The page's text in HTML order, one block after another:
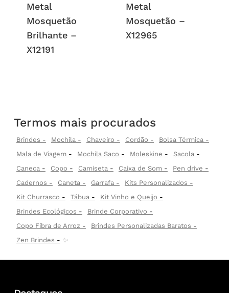
Metal
Mosquetão
Brilhante –
X12191
Metal
Mosquetão –
X12965
Termos mais procurados
Brindes Mochila Chaveiro Cordão
Bolsa Térmica
Mala de Viagem
Mochila Saco Moleskine
Sacola
Caneca
Copo Camiseta Caixa de Som
Pen drive
Cadernos
Caneta Garrafa
Kits Personalizados
Kit Churrasco
Tábua
Kit Vinho e Queijo
Brindes Ecológicos
Brinde Corporativo
Copo Fibra de Arroz
Brindes Personalizadas Baratos
Zen Brindes
✨